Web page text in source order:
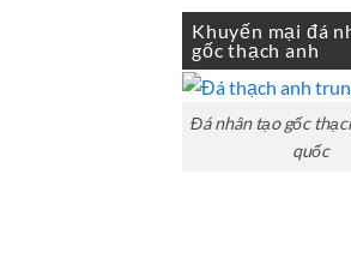
cương
20
mẫu
mộ
đá
bình
ở
Bảng
Giá
đá
hoa
cương
100
Khuyến mại đá
gốc thạch anh
Đá nhân tạo gốc
quốc